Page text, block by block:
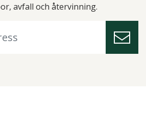
avfall och återvinning.